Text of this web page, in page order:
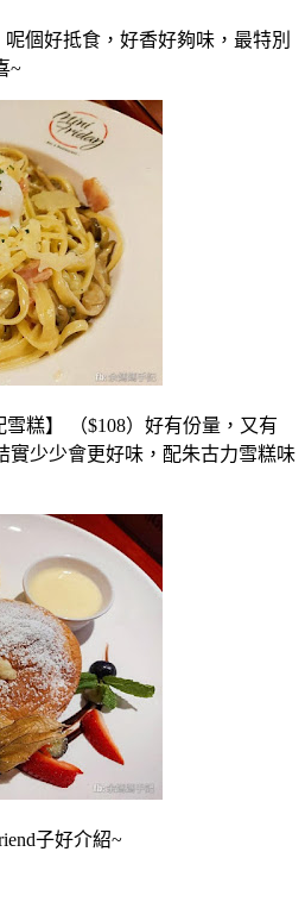
呢個好抵食，好香好夠味，最特別
~
雪糕】 （$108）好有份量，又有
實少少會更好味，配朱古力雪糕味
子好介紹~